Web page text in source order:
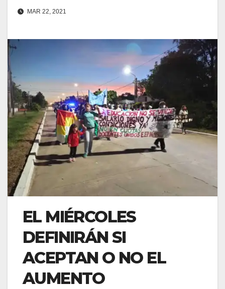
MAR 22, 2021
EL MIÉRCOLES
DEFINIRÁN SI
ACEPTAN O NO EL
AUMENTO